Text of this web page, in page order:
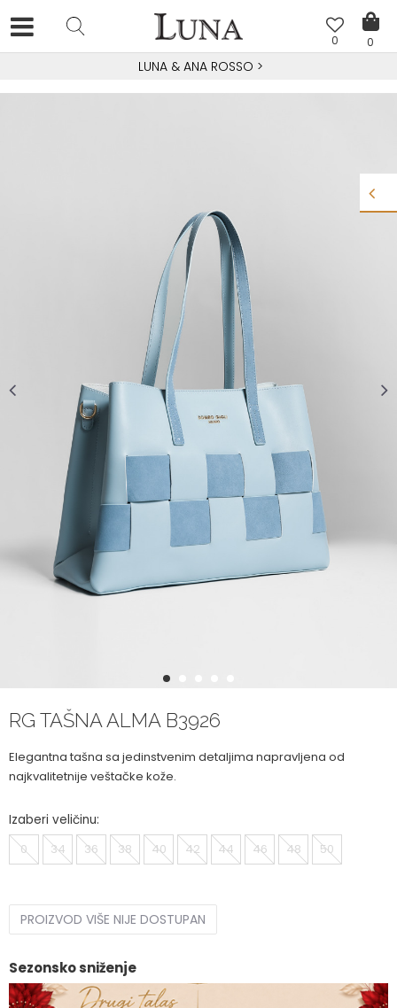
0
0
LUNA & ANA ROSSO >
1
RG TAŠNA ALMA B3926
Elegantna tašna sa jedinstvenim detaljima napravljena od
najkvalitetnije veštačke kože.
Izaberi veličinu:
0
34 36 38 40 42 44 46 48 50
PROIZVOD VIŠE NIJE DOSTUPAN
Sezonsko sniženje